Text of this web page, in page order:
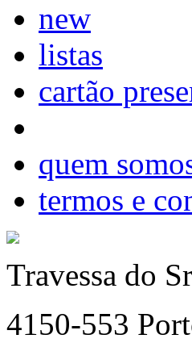
new
listas
cartão
quem
termos e
Travessa do
4150-553